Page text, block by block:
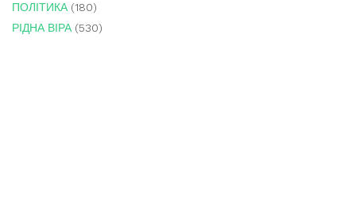
ПОЛІТИКА(180)
РІДНА ВІРА(530)